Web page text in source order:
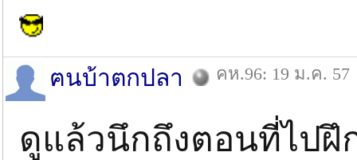
ฅนบ้าตกปลา คห.96: 19 ม.ค. 57
ดูแล้วนึกถึงตอนที่ไป